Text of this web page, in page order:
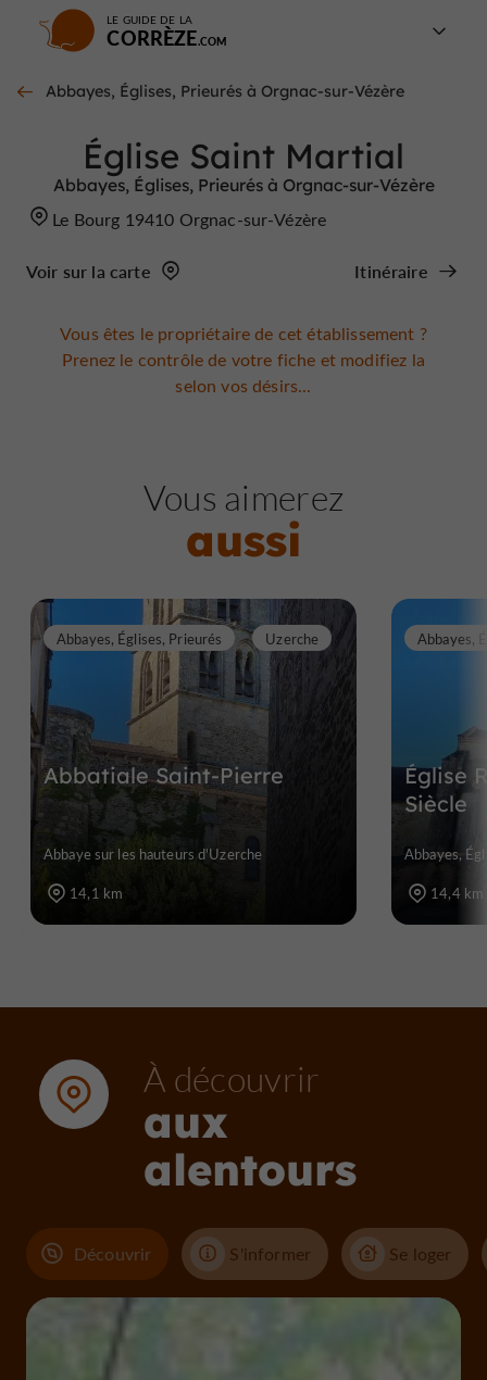
LE GUIDE DE LA
CORRÈZE
Abbayes, Églises, Prieurés à Orgnac-sur-Vézère
Église Saint Martial
Abbayes, Églises, Prieurés à Orgnac-sur-Vézère
Le Bourg 19410 Orgnac-sur-Vézère
Voir sur la carte Itinéraire
Vous êtes le propriétaire de cet établissement ?
Prenez le contrôle de votre fiche et modifiez la
selon vos désirs...
Vous aimerez
aussi
Abbatiale Saint-Pierre
Abbayes, Églises, Prieurés Uzerche
Abbaye sur les hauteurs d'Uzerche
14,1 km
Église
Siècle
Abbayes,
14,4 km
À découvrir
aux
alentours
Découvrir S'informer Se loger